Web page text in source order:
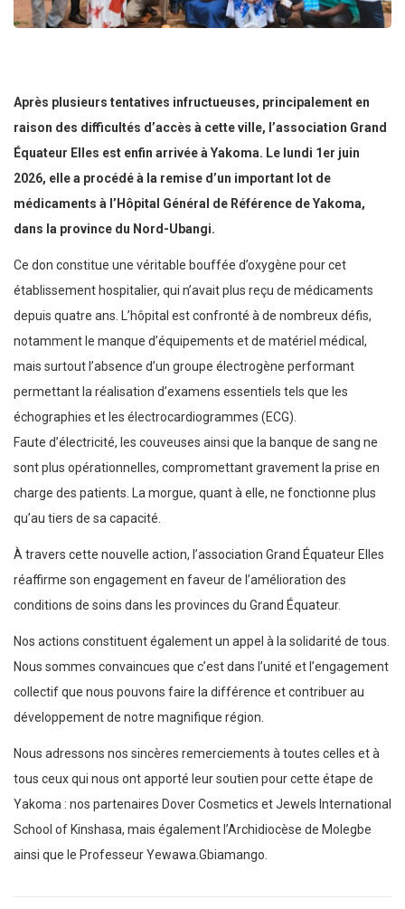
Après plusieurs tentatives infructueuses, principalement en
raison des difficultés d’accès à cette ville, l’association Grand
Équateur Elles est enfin arrivée à Yakoma. Le lundi 1er juin
2026, elle a procédé à la remise d’un important lot de
médicaments à l’Hôpital Général de Référence de Yakoma,
dans la province du Nord-Ubangi.
Ce don constitue une véritable bouffée d’oxygène pour cet
établissement hospitalier, qui n’avait plus reçu de médicaments
depuis quatre ans. L’hôpital est confronté à de nombreux défis,
notamment le manque d’équipements et de matériel médical,
mais surtout l’absence d’un groupe électrogène performant
permettant la réalisation d’examens essentiels tels que les
échographies et les électrocardiogrammes (ECG).
Faute d’électricité, les couveuses ainsi que la banque de sang ne
sont plus opérationnelles, compromettant gravement la prise en
charge des patients. La morgue, quant à elle, ne fonctionne plus
qu’au tiers de sa capacité.
À travers cette nouvelle action, l’association Grand Équateur Elles
réaffirme son engagement en faveur de l’amélioration des
conditions de soins dans les provinces du Grand Équateur.
Nos actions constituent également un appel à la solidarité de tous.
Nous sommes convaincues que c’est dans l’unité et l’engagement
collectif que nous pouvons faire la différence et contribuer au
développement de notre magnifique région.
Nous adressons nos sincères remerciements à toutes celles et à
tous ceux qui nous ont apporté leur soutien pour cette étape de
Yakoma : nos partenaires Dover Cosmetics et Jewels International
School of Kinshasa, mais également l’Archidiocèse de Molegbe
ainsi que le Professeur Yewawa.Gbiamango.